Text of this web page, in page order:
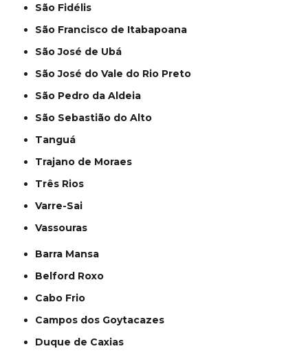
São Fidélis
São Francisco de Itabapoana
São José de Ubá
São José do Vale do Rio Preto
São Pedro da Aldeia
São Sebastião do Alto
Tanguá
Trajano de Moraes
Três Rios
Varre-Sai
Vassouras
Barra Mansa
Belford Roxo
Cabo Frio
Campos dos Goytacazes
Duque de Caxias